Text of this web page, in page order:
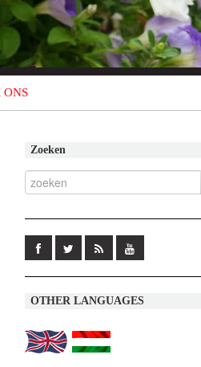
ONS
Zoeken
OTHER LANGUAGES